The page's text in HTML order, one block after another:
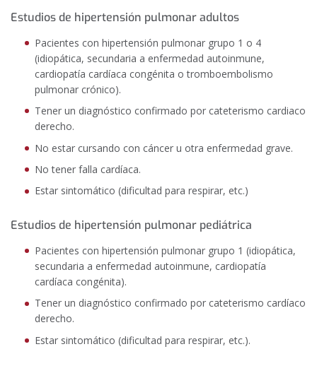
Estudios de hipertensión pulmonar adultos
Pacientes con hipertensión pulmonar grupo 1 o 4
(idiopática, secundaria a enfermedad autoinmune,
cardiopatía cardíaca congénita o tromboembolismo
pulmonar crónico).
Tener un diagnóstico confirmado por cateterismo cardiaco
derecho.
No estar cursando con cáncer u otra enfermedad grave.
No tener falla cardíaca.
Estar sintomático (dificultad para respirar, etc.)
Estudios de hipertensión pulmonar pediátrica
Pacientes con hipertensión pulmonar grupo 1 (idiopática,
secundaria a enfermedad autoinmune, cardiopatía
cardíaca congénita).
Tener un diagnóstico confirmado por cateterismo cardíaco
derecho.
Estar sintomático (dificultad para respirar, etc.).